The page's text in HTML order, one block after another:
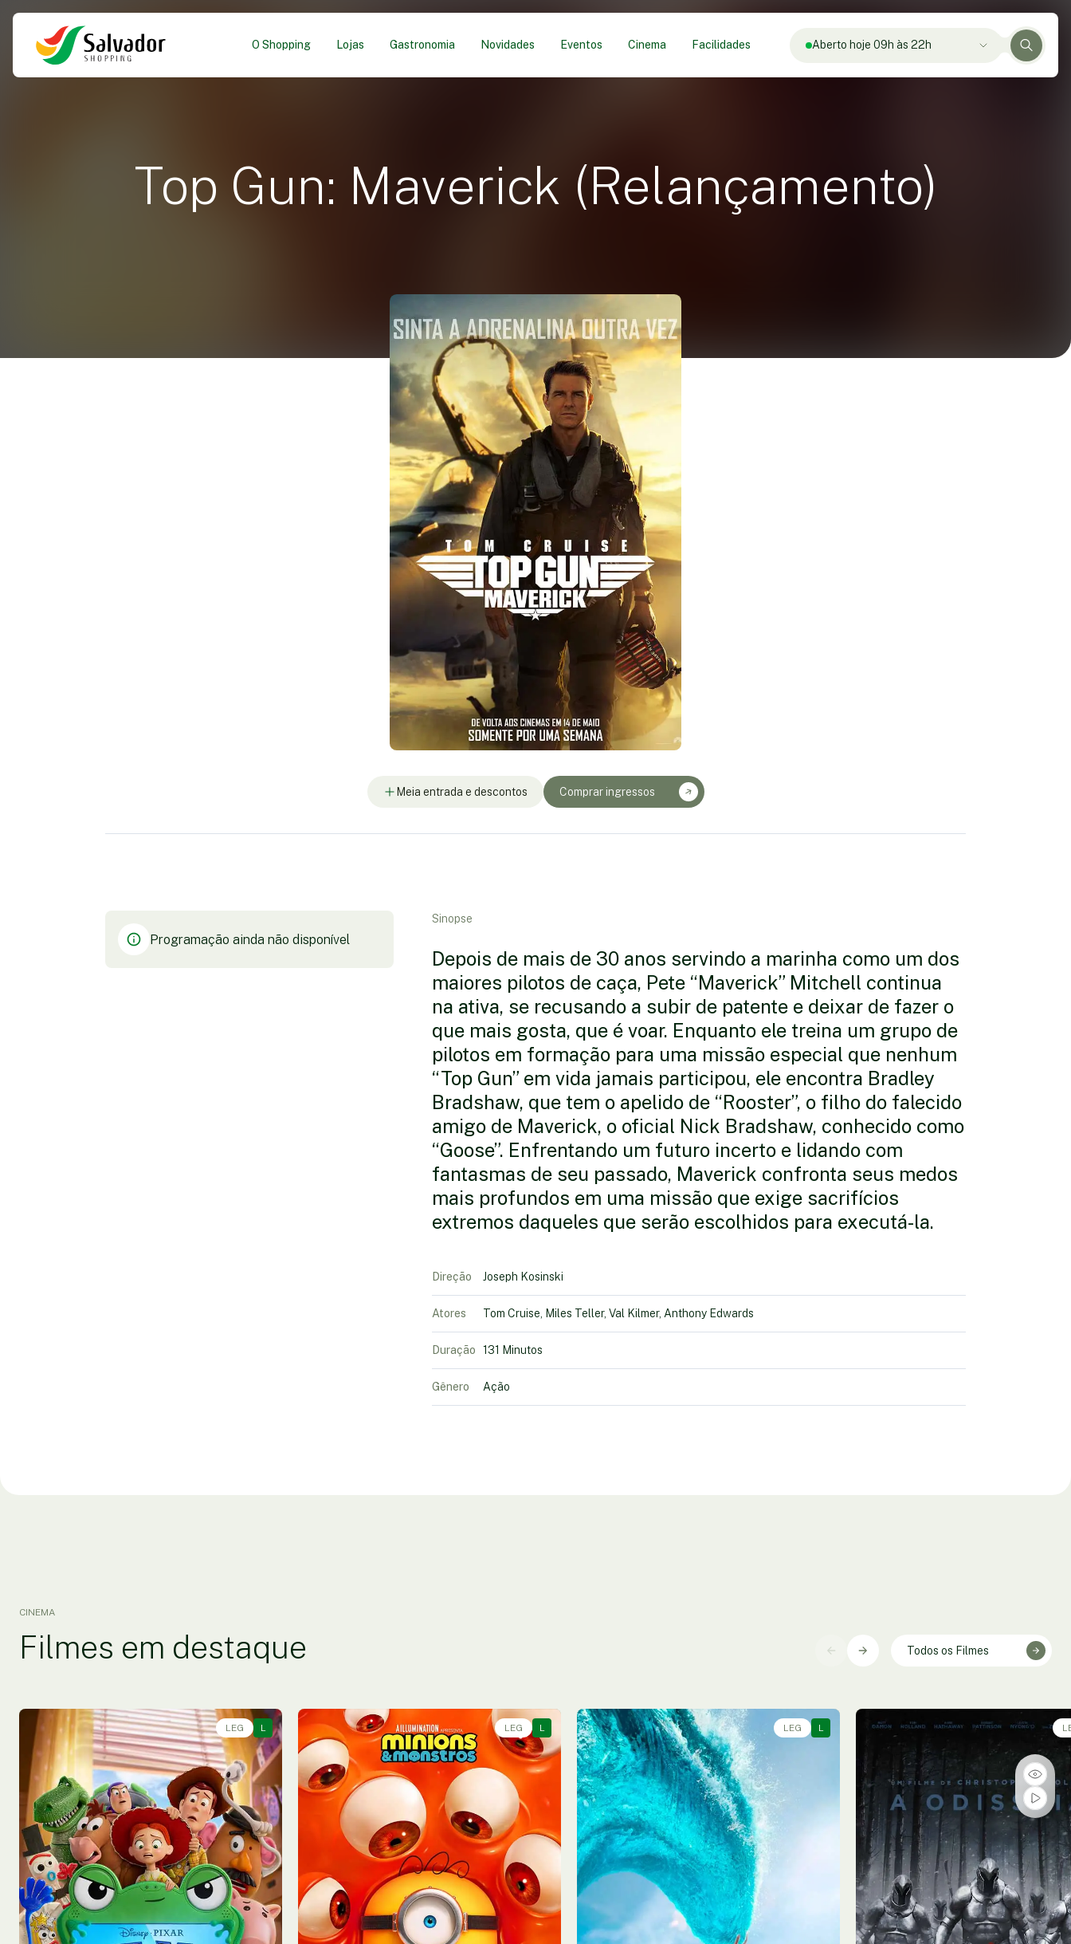
O Shopping Lojas Gastronomia Novidades Eventos Cinema Facilidades Aberto hoje 09h às 22h
Top Gun: Maverick (Relançamento)
Meia entrada e descontos Comprar ingressos
Programação ainda não disponível
Sinopse
Depois de mais de 30 anos servindo a marinha como um dos
maiores pilotos de caça, Pete “Maverick” Mitchell continua
na ativa, se recusando a subir de patente e deixar de fazer o
que mais gosta, que é voar. Enquanto ele treina um grupo de
pilotos em formação para uma missão especial que nenhum
“Top Gun” em vida jamais participou, ele encontra Bradley
Bradshaw, que tem o apelido de “Rooster”, o filho do falecido
amigo de Maverick, o oficial Nick Bradshaw, conhecido como
“Goose”. Enfrentando um futuro incerto e lidando com
fantasmas de seu passado, Maverick confronta seus medos
mais profundos em uma missão que exige sacrifícios
extremos daqueles que serão escolhidos para executá-la.
Direção Joseph Kosinski
Atores Tom Cruise, Miles Teller, Val Kilmer, Anthony Edwards
Duração 131 Minutos
Gênero Ação
CINEMA
Filmes em destaque Todos os Filmes
LEG L LEG L LEG L